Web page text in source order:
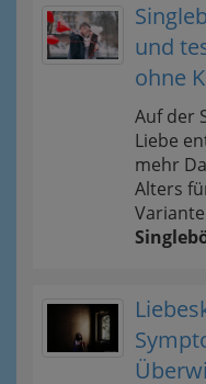
und
ohne
Auf der
Liebe
mehr
Alters